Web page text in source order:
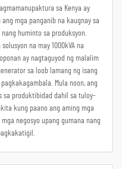
sa Kenya ay
mga panganib na kaugnay sa
huminto sa produksyon.
na may 1000kVA na
ay nagtaguyod ng malalim
sa loob lamang ng isang
Mula noon, ang
sa produktibidad dahil sa tuloy-
kung paano ang aming mga
negosyo upang gumana nang